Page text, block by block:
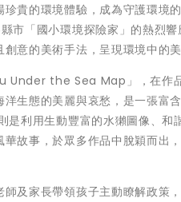
貴的環境體驗，成為守護環境
市「國小環境探險家」的熱烈
意的美術手法，呈現環境中的美
Under the Sea Map」，在作
生態的美麗與哀愁，是一張富
利用生動豐富的水獺圖像、和
故事，於眾多作品中脫穎而出
及家長帶領孩子主動瞭解政策